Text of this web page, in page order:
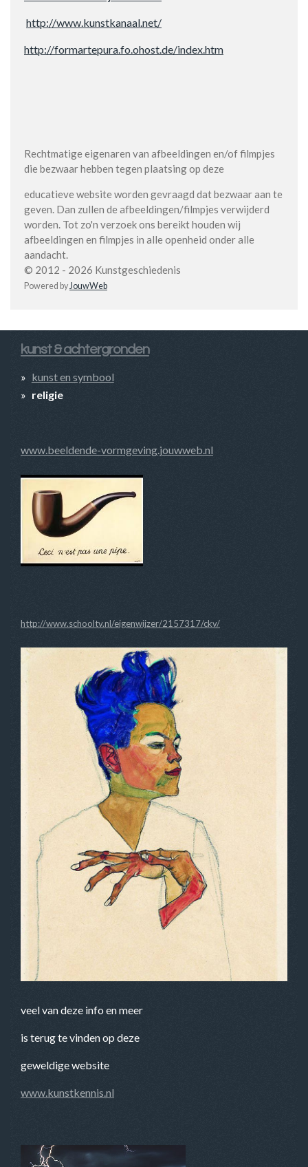
http://www.kunstkanaal.net/
http://formartepura.fo.ohost.de/index.htm
Rechtmatige eigenaren van afbeeldingen en/of filmpjes
die bezwaar hebben tegen plaatsing op deze
educatieve website worden gevraagd dat bezwaar aan te
geven. Dan zullen de afbeeldingen/filmpjes verwijderd
worden. Tot zo'n verzoek ons bereikt houden wij
afbeeldingen en filmpjes in alle openheid onder alle
aandacht.
© 2012 - 2026 Kunstgeschiedenis
Powered byJouwWeb
kunst & achtergronden
kunst en symbool
religie
www.beeldende-vormgeving.jouwweb.nl
http://www.schooltv.nl/eigenwijzer/2157317/ckv/
veel van deze info en meer
is terug te vinden op deze
geweldige website
www.kunstkennis.nl